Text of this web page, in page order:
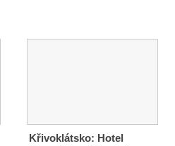
Křivoklátsko: Hotel